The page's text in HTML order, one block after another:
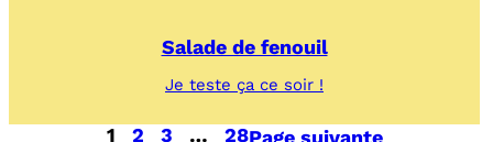
Salade de fenouil
Je teste ça ce soir !
de
1 2 3 … 28Page suivante